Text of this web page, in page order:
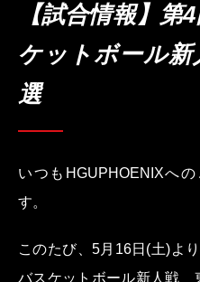
【試合情報】第
ケットボール
選
いつもHGUPHOENIXへ
す。
このたび、5月16日(土)よ
バスケットボール新人戦